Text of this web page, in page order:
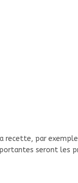
par
seront les